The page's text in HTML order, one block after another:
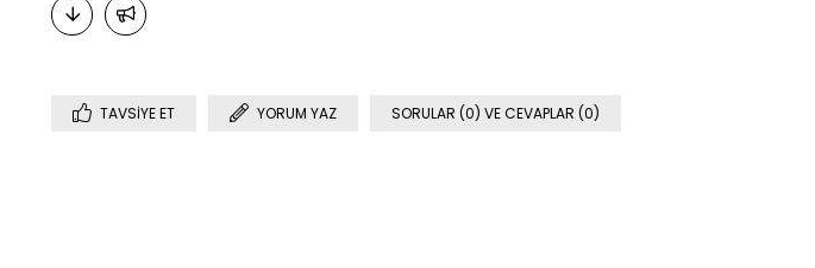
TAVSIYE ET YORUM YAZ SORULAR (0) VE CEVAPLAR (0)